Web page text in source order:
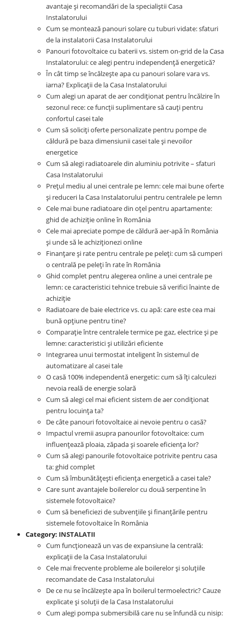
avantaje și recomandări de la specialiștii Casa
Instalatorului
Cum se montează panouri solare cu tuburi vidate: sfaturi
de la instalatorii Casa Instalatorului
Panouri fotovoltaice cu baterii vs. sistem on-grid de la Casa
Instalatorului: ce alegi pentru independență energetică?
În cât timp se încălzește apa cu panouri solare vara vs.
iarna? Explicații de la Casa Instalatorului
Cum alegi un aparat de aer condiționat pentru încălzire în
sezonul rece: ce funcții suplimentare să cauți pentru
confortul casei tale
Cum să soliciți oferte personalizate pentru pompe de
căldură pe baza dimensiunii casei tale și nevoilor
energetice
Cum să alegi radiatoarele din aluminiu potrivite – sfaturi
Casa Instalatorului
Prețul mediu al unei centrale pe lemn: cele mai bune oferte
și reduceri la Casa Instalatorului pentru centralele pe lemn
Cele mai bune radiatoare din oțel pentru apartamente:
ghid de achiziție online în România
Cele mai apreciate pompe de căldură aer-apă în România
și unde să le achiziționezi online
Finanțare și rate pentru centrale pe peleți: cum să cumperi
o centrală pe peleți în rate în România
Ghid complet pentru alegerea online a unei centrale pe
lemn: ce caracteristici tehnice trebuie să verifici înainte de
achiziție
Radiatoare de baie electrice vs. cu apă: care este cea mai
bună opțiune pentru tine?
Comparație între centralele termice pe gaz, electrice și pe
lemne: caracteristici și utilizări eficiente
Integrarea unui termostat inteligent în sistemul de
automatizare al casei tale
O casă 100% independentă energetic: cum să îți calculezi
nevoia reală de energie solară
Cum să alegi cel mai eficient sistem de aer condiționat
pentru locuința ta?
De câte panouri fotovoltaice ai nevoie pentru o casă?
Impactul vremii asupra panourilor fotovoltaice: cum
influențează ploaia, zăpada și soarele eficiența lor?
Cum să alegi panourile fotovoltaice potrivite pentru casa
ta: ghid complet
Cum să îmbunătățești eficiența energetică a casei tale?
Care sunt avantajele boilerelor cu două serpentine în
sistemele fotovoltaice?
Cum să beneficiezi de subvențiile și finanțările pentru
sistemele fotovoltaice în România
Category: INSTALATII
Cum funcționează un vas de expansiune la centrală:
explicații de la Casa Instalatorului
Cele mai frecvente probleme ale boilerelor și soluțiile
recomandate de Casa Instalatorului
De ce nu se încălzește apa în boilerul termoelectric? Cauze
explicate și soluții de la Casa Instalatorului
Cum alegi pompa submersibilă care nu se înfundă cu nisip: